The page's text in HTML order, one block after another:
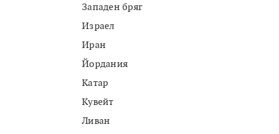
Западен бряг
Израел
Иран
Йордания
Катар
Кувейт
Ливан